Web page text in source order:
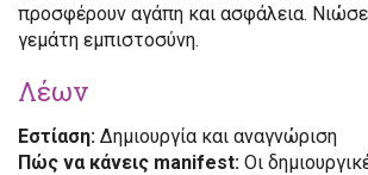
προσφέρουν αγάπη και ασφάλεια.
γεμάτη εμπιστοσύνη.
Λέων
Εστίαση: Δημιουργία και αναγνώριση
Πώς να κάνεις manifest: Οι